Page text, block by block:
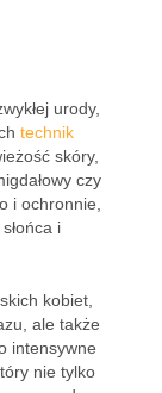
urody,
technik
skóry,
czy
i ochronnie,
i
kobiet,
ale także
intensywne
nie tylko